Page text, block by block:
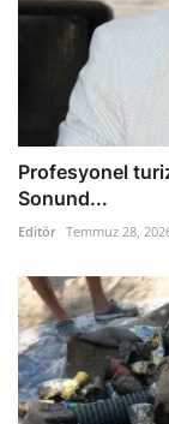
Profesyonel
Sonund...
Editör Temmuz 28,